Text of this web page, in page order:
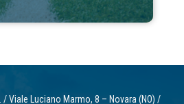
/ Viale Luciano Marmo, 8 – Novara (NO) /